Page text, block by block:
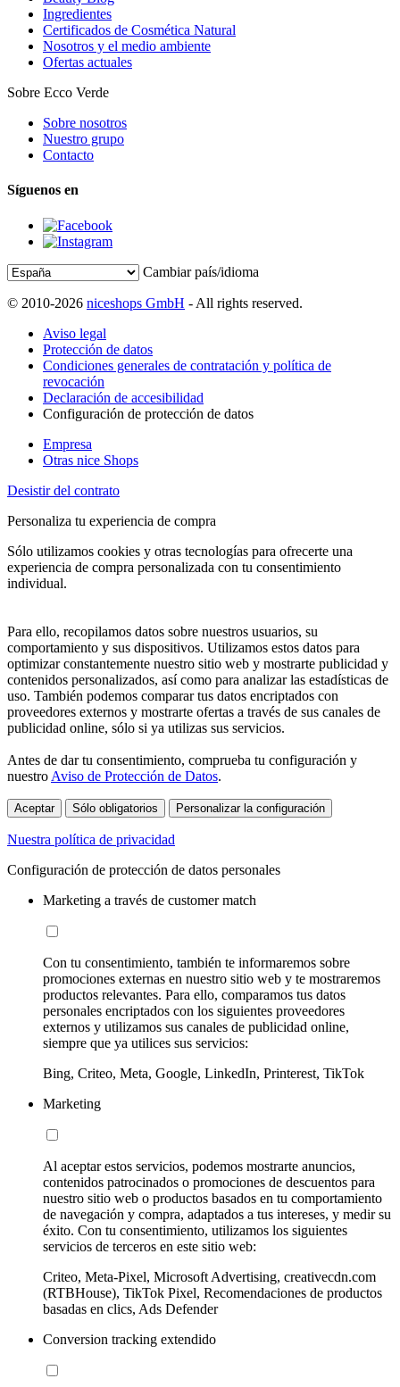
Ingredientes
Certificados de Cosmética Natural
Nosotros y el medio ambiente
Ofertas actuales
Sobre Ecco Verde
Sobre nosotros
Nuestro grupo
Contacto
Síguenos en
Cambiar país/idioma
© 2010-2026 niceshops GmbH - All rights reserved.
Aviso legal
Protección de datos
Condiciones generales de contratación y política de
revocación
Declaración de accesibilidad
Configuración de protección de datos
Empresa
Otras nice Shops
Desistir del contrato
Personaliza tu experiencia de compra
Sólo utilizamos cookies y otras tecnologías para ofrecerte una
experiencia de compra personalizada con tu consentimiento
individual.
Para ello, recopilamos datos sobre nuestros usuarios, su
comportamiento y sus dispositivos. Utilizamos estos datos para
optimizar constantemente nuestro sitio web y mostrarte publicidad y
contenidos personalizados, así como para analizar las estadísticas de
uso. También podemos comparar tus datos encriptados con
proveedores externos y mostrarte ofertas a través de sus canales de
publicidad online, sólo si ya utilizas sus servicios.
Antes de dar tu consentimiento, comprueba tu configuración y
nuestro Aviso de Protección de Datos.
Aceptar Sólo obligatorios Personalizar la configuración
Nuestra política de privacidad
Configuración de protección de datos personales
Marketing a través de customer match
Con tu consentimiento, también te informaremos sobre
promociones externas en nuestro sitio web y te mostraremos
productos relevantes. Para ello, comparamos tus datos
personales encriptados con los siguientes proveedores
externos y utilizamos sus canales de publicidad online,
siempre que ya utilices sus servicios:
Bing, Criteo, Meta, Google, LinkedIn, Printerest, TikTok
Marketing
Al aceptar estos servicios, podemos mostrarte anuncios,
contenidos patrocinados o promociones de descuentos para
nuestro sitio web o productos basados en tu comportamiento
de navegación y compra, adaptados a tus intereses, y medir su
éxito. Con tu consentimiento, utilizamos los siguientes
servicios de terceros en este sitio web:
Criteo, Meta-Pixel, Microsoft Advertising, creativecdn.com
(RTBHouse), TikTok Pixel, Recomendaciones de productos
basadas en clics, Ads Defender
Conversion tracking extendido